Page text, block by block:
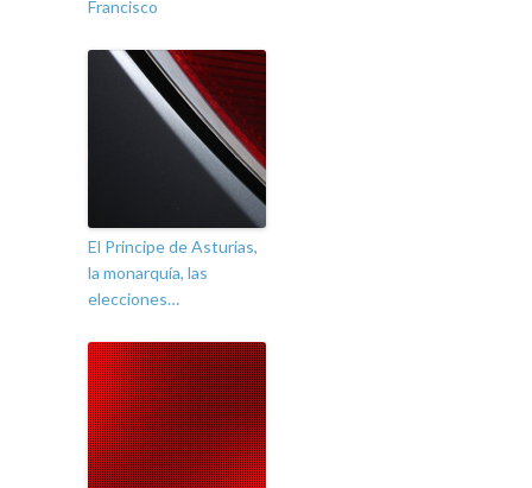
Francisco
El Principe de Asturias,
la monarquía, las
elecciones…